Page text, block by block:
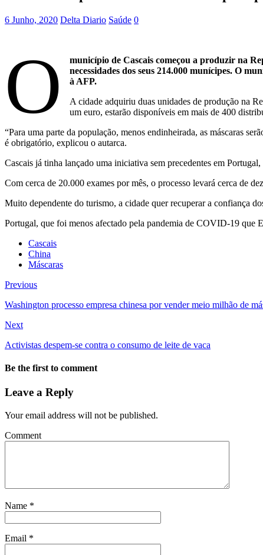
6 Junho, 2020 Delta Diario Saúde 0
O
município de Cascais começou a produzir na
necessidades dos seus 214.000 munícipes. O
à AFP.
A cidade adquiriu duas unidades de produção na
um euro, estarão disponíveis em mais de 400
“Para uma parte da população, menos endinheirada, as máscaras
é obrigatório, explicou o autarca.
Cascais já tinha lançado uma iniciativa sem precedentes em
Com cerca de 20.000 exames por mês, o processo levará cerca de
Muito dependente do turismo, a cidade quer recuperar a confiança
Portugal, que foi menos afectado pela pandemia de COVID-19 que
Cascais
China
Máscaras
Previous
Washington processo empresa chinesa por vender meio milhão de
Next
Activistas despem-se contra o consumo de leite de vaca
Be the first to comment
Leave a Reply
Your email address will not be published.
Comment
Name *
Email *